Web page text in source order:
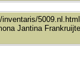
Jantina